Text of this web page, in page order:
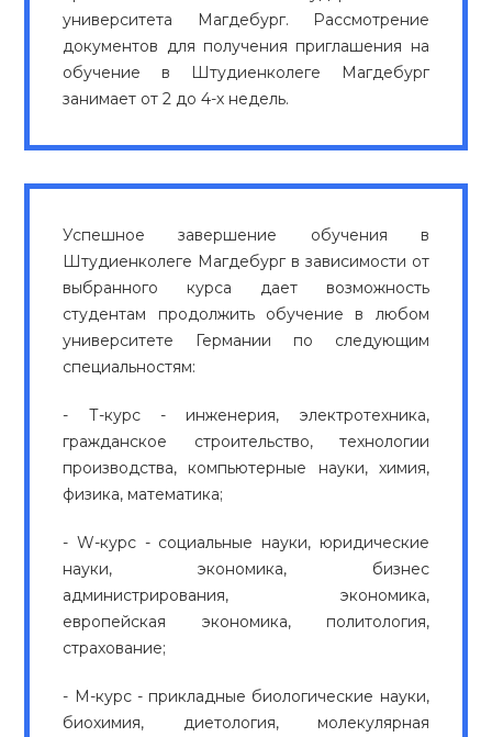
университета Магдебург. Рассмотрение
документов для получения приглашения на
обучение в Штудиенколеге Магдебург
занимает от 2 до 4-х недель.
Успешное завершение обучения в
Штудиенколеге Магдебург в зависимости от
выбранного курса дает возможность
студентам продолжить обучение в любом
университете Германии по следующим
специальностям:
- Т-курс - инженерия, электротехника,
гражданское строительство, технологии
производства, компьютерные науки, химия,
физика, математика;
- W-курс - социальные науки, юридические
науки, экономика, бизнес
администрирования, экономика,
европейская экономика, политология,
страхование;
- М-курс - прикладные биологические науки,
биохимия, диетология, молекулярная